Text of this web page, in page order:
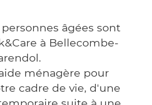
personnes âgées sont
à Bellecombe-
ménagère pour
cadre de vie, d'une